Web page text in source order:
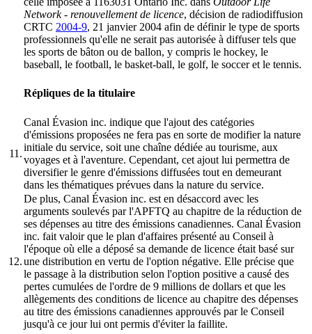
Network - renouvellement de licence, décision de radiodiffusion
CRTC 2004-9, 21 janvier 2004 afin de définir le type de sports
professionnels qu'elle ne serait pas autorisée à diffuser tels que
les sports de bâton ou de ballon, y compris le hockey, le
baseball, le football, le basket-ball, le golf, le soccer et le tennis.
Répliques de la titulaire
11.
Canal Évasion inc. indique que l'ajout des catégories
d'émissions proposées ne fera pas en sorte de modifier la nature
initiale du service, soit une chaîne dédiée au tourisme, aux
voyages et à l'aventure. Cependant, cet ajout lui permettra de
diversifier le genre d'émissions diffusées tout en demeurant
dans les thématiques prévues dans la nature du service.
12.
De plus, Canal Évasion inc. est en désaccord avec les
arguments soulevés par l'APFTQ au chapitre de la réduction de
ses dépenses au titre des émissions canadiennes. Canal Évasion
inc. fait valoir que le plan d'affaires présenté au Conseil à
l'époque où elle a déposé sa demande de licence était basé sur
une distribution en vertu de l'option négative. Elle précise que
le passage à la distribution selon l'option positive a causé des
pertes cumulées de l'ordre de 9 millions de dollars et que les
allègements des conditions de licence au chapitre des dépenses
au titre des émissions canadiennes approuvés par le Conseil
jusqu'à ce jour lui ont permis d'éviter la faillite.